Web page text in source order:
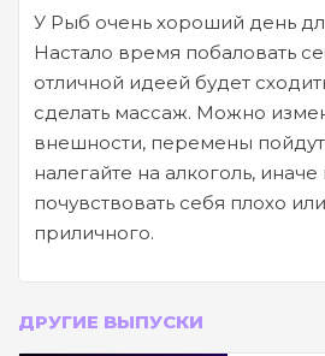
У Рыб очень хороший день
Настало время побаловать
отличной идеей будет
сделать массаж. Можно
внешности, перемены
налегайте на алкоголь,
почувствовать себя плохо
приличного.
ДРУГИЕ ВЫПУСКИ